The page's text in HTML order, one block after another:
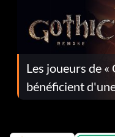
Les joueurs de «
bénéficient
corrections